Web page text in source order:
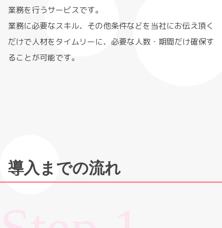
業務を行うサービスです。
業務に必要なスキル、その他条件などを当社にお伝え頂く
だけで人材をタイムリーに、必要な人数・期間だけ確保す
ることが可能です。
導入までの流れ